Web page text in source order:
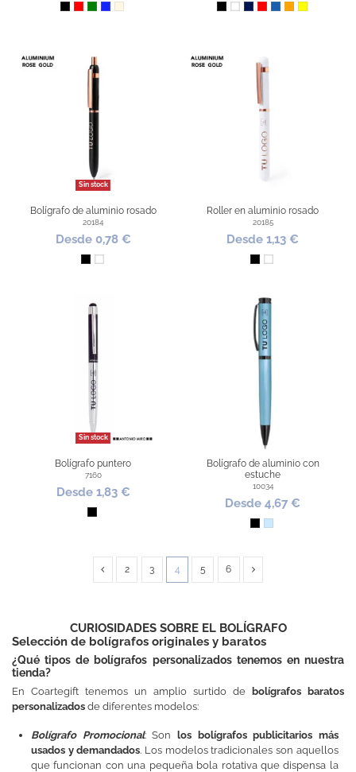
Negro
RojoVerdeAzul Royal
Natural NegroBlanco
Marino
RojoAzulNaranjaAmarillo
Sin stock
Bolígrafo de aluminio rosado
20184
Desde 0,78 €
NegroBlanco
Roller en aluminio rosado
20185
Desde 1,13 €
NegroBlanco
Sin stock
Bolígrafo puntero
7160
Desde 1,83 €
Negro
Bolígrafo de aluminio con
estuche
10034
Desde 4,67 €
NegroAzul Claro
2 3 4 5 6
CURIOSIDADES SOBRE EL BOLÍGRAFO
Selección de bolígrafos originales y baratos
¿Qué tipos de bolígrafos personalizados tenemos en nuestra
tienda?
En Coartegift tenemos un amplio surtido de
bolígrafos baratos
personalizados de diferentes modelos:
Bolígrafo Promocional: Son los bolígrafos publicitarios más
usados y demandados. Los modelos tradicionales son aquellos
que funcionan con una pequeña bola rotativa que dispensa la